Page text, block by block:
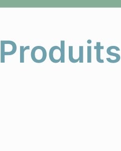
Produits